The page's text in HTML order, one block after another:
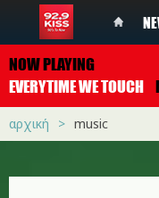
NOW PLAYING
EVERYTIME WE TOUCH
αρχική music